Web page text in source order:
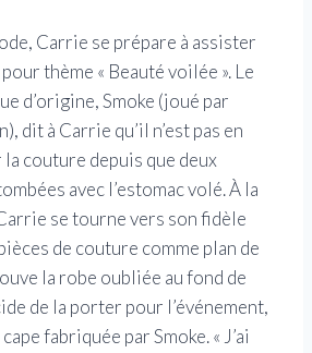
Carrie se prépare à assister
thème « Beauté voilée ». Le
d’origine, Smoke (joué par
dit à Carrie qu’il n’est pas en
couture depuis que deux
avec l’estomac volé. À la
se tourne vers son fidèle
de couture comme plan de
la robe oubliée au fond de
de la porter pour l’événement,
fabriquée par Smoke.« J’ai